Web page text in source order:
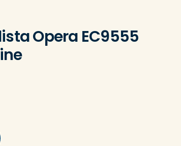
Opera EC9555